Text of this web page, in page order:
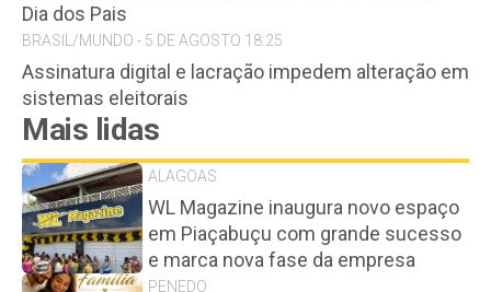
Dia dos Pais
BRASIL/MUNDO - 5 DE AGOSTO 18:25
Assinatura digital e lacração impedem alteração em
sistemas eleitorais
Mais lidas
ALAGOAS
WL Magazine inaugura novo espaço
em Piaçabuçu com grande sucesso
e marca nova fase da empresa
PENEDO